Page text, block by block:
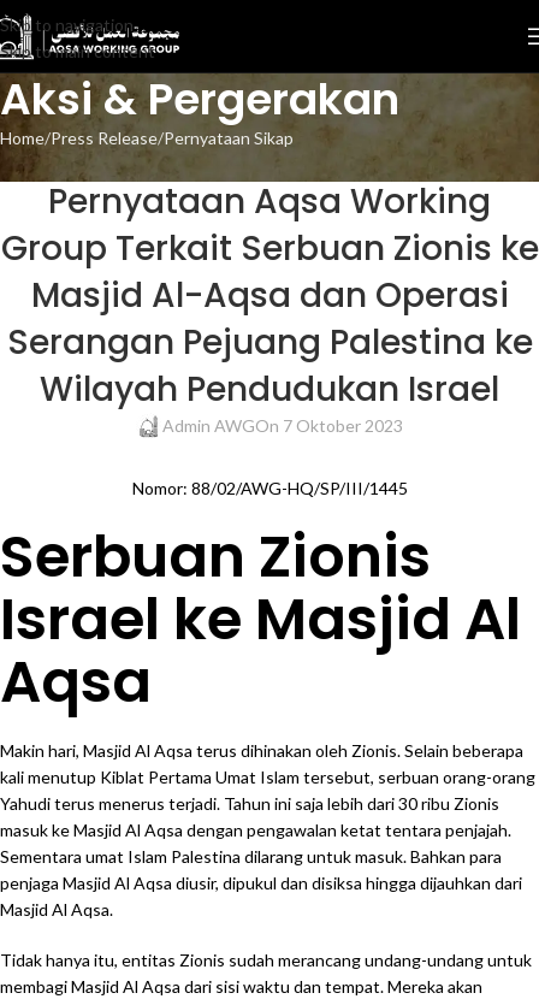
Skip to navigation
Skip to main content
Aksi & Pergerakan
Home Press Release Pernyataan Sikap
PERNYATAAN SIKAP
Pernyataan Aqsa Working
Group Terkait Serbuan Zionis ke
Masjid Al-Aqsa dan Operasi
Serangan Pejuang Palestina ke
Wilayah Pendudukan Israel
Admin AWGOn 7 Oktober 2023
Nomor: 88/02/AWG-HQ/SP/III/1445
Serbuan Zionis
Israel ke Masjid Al
Aqsa
Makin hari, Masjid Al Aqsa terus dihinakan oleh Zionis. Selain beberapa
kali menutup Kiblat Pertama Umat Islam tersebut, serbuan orang-orang
Yahudi terus menerus terjadi. Tahun ini saja lebih dari 30 ribu Zionis
masuk ke Masjid Al Aqsa dengan pengawalan ketat tentara penjajah.
Sementara umat Islam Palestina dilarang untuk masuk. Bahkan para
penjaga Masjid Al Aqsa diusir, dipukul dan disiksa hingga dijauhkan dari
Masjid Al Aqsa.
Tidak hanya itu, entitas Zionis sudah merancang undang-undang untuk
membagi Masjid Al Aqsa dari sisi waktu dan tempat. Mereka akan